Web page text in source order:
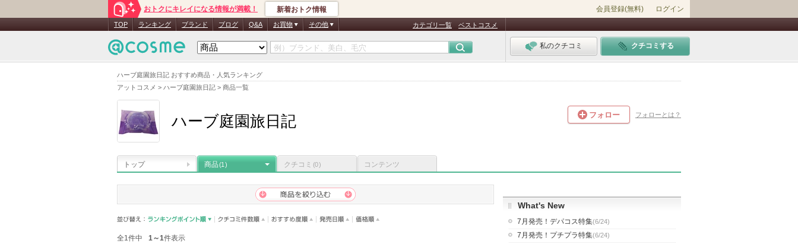
ハーブ庭園旅日記 おすすめ商品・人気ランキング
アットコスメ > ハーブ庭園旅日記 > 商品一覧
おトクにキレイになる情報が満載！ 新着おトク情報 会員登録(無料) ログイン
TOP ランキング ブランド ブログ Q&A お買物 その他 カテゴリ一覧 ベストコスメ
私のクチコミ クチコミする
ハーブ庭園旅日記 フォロー フォローとは？
トップ 商品(1) クチコミ (0) コンテンツ
全1件中 1～1件表示
What's New
7月発売！デパコス特集(6/24)
7月発売！プチプラ特集(6/24)